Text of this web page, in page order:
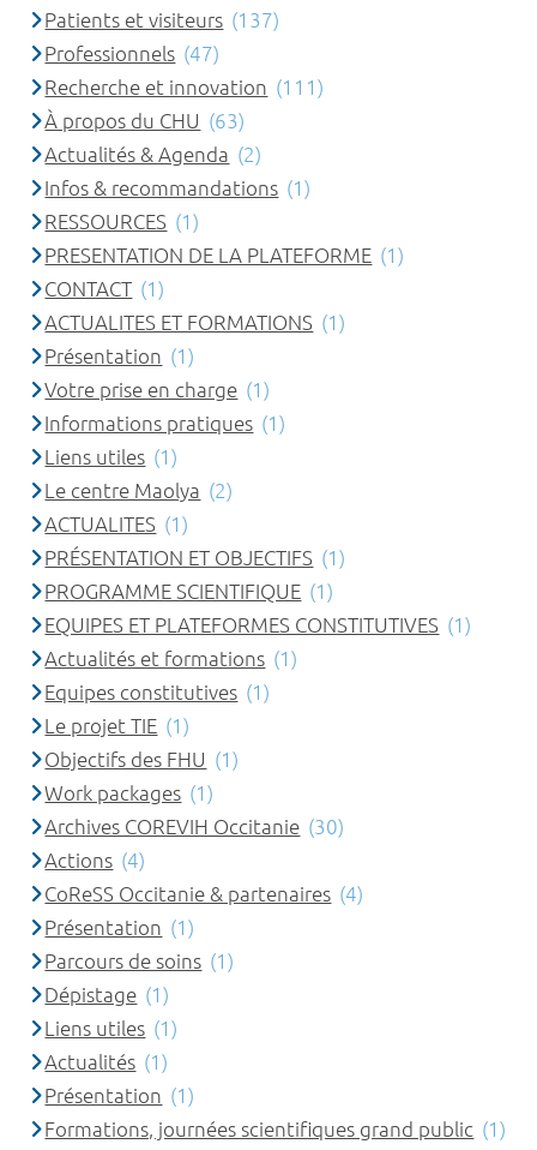
Patients et visiteurs (137)
Professionnels (47)
Recherche et innovation (111)
À propos du CHU (63)
Actualités & Agenda (2)
Infos & recommandations (1)
RESSOURCES (1)
PRESENTATION DE LA PLATEFORME (1)
CONTACT (1)
ACTUALITES ET FORMATIONS (1)
Présentation (1)
Votre prise en charge (1)
Informations pratiques (1)
Liens utiles (1)
Le centre Maolya (2)
ACTUALITES (1)
PRÉSENTATION ET OBJECTIFS (1)
PROGRAMME SCIENTIFIQUE (1)
EQUIPES ET PLATEFORMES CONSTITUTIVES (1)
Actualités et formations (1)
Equipes constitutives (1)
Le projet TIE (1)
Objectifs des FHU (1)
Work packages (1)
Archives COREVIH Occitanie (30)
Actions (4)
CoReSS Occitanie & partenaires (4)
Présentation (1)
Parcours de soins (1)
Dépistage (1)
Liens utiles (1)
Actualités (1)
Présentation (1)
Formations, journées scientifiques grand public (1)